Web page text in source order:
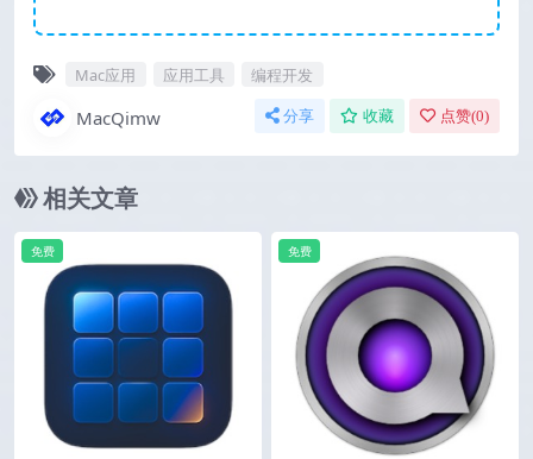
Mac应用 应用工具 编程开发
MacQimw 分享 收藏 点赞(0)
相关文章
免费 免费